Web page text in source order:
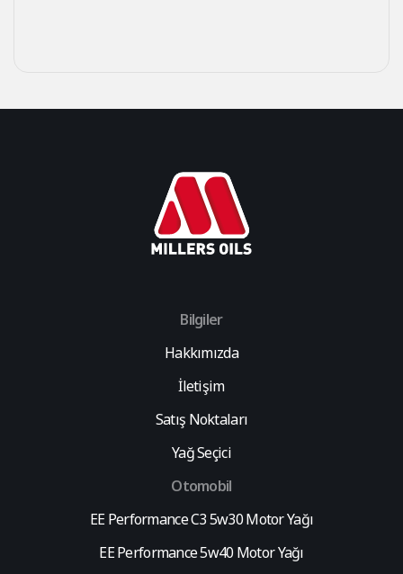
Bilgiler
Hakkımızda
İletişim
Satış Noktaları
Yağ Seçici
Otomobil
EE Performance C3 5w30 Motor Yağı
EE Performance 5w40 Motor Yağı